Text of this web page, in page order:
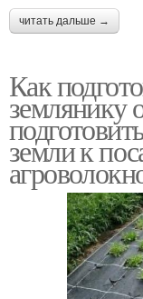
читать дальше →
Как
землянику
земли к